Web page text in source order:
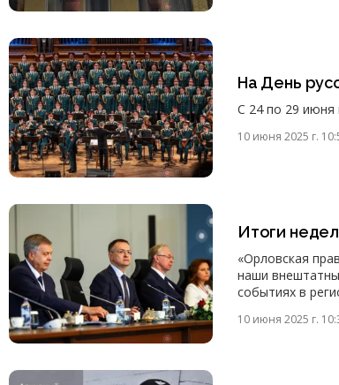
На День
С 24 по 29 июня
10 июня 2025 г.
Итоги
«Орловская
наши
событиях в
10 июня 2025 г.